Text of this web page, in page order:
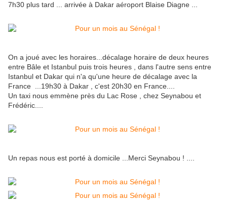
7h30 plus tard ... arrivée à Dakar aéroport Blaise Diagne ...
On a joué avec les horaires...décalage horaire de deux heures
entre Bâle et Istanbul puis trois heures , dans l'autre sens entre
Istanbul et Dakar qui n'a qu'une heure de décalage avec la
France ...19h30 à Dakar , c'est 20h30 en France....
Un taxi nous emmène près du Lac Rose , chez Seynabou et
Frédéric....
Un repas nous est porté à domicile ...Merci Seynabou ! ....